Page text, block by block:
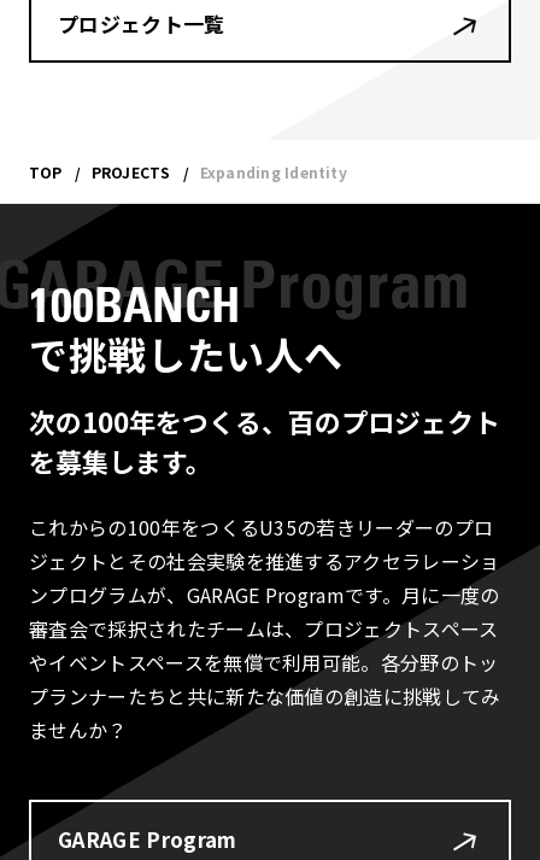
プロジェクト一覧
TOP PROJECTS Expanding Identity
100BANCH
で挑戦したい人へ
次の100年をつくる、百のプロジェクト
を募集します。
これからの100年をつくるU35の若きリーダーのプロ
ジェクトとその社会実験を推進するアクセラレーショ
ンプログラムが、GARAGE Programです。月に一度の
審査会で採択されたチームは、プロジェクトスペース
やイベントスペースを無償で利用可能。各分野のトッ
プランナーたちと共に新たな価値の創造に挑戦してみ
ませんか？
GARAGE Program